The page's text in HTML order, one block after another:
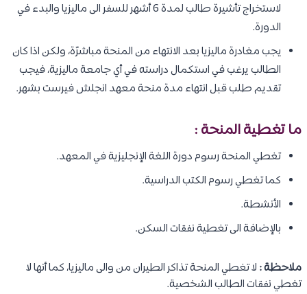
لاستخراج تأشيرة طالب لمدة 6 أشهر للسفر الى ماليزيا والبدء في
الدورة.
يجب مغادرة ماليزيا بعد الانتهاء من المنحة مباشرًة، ولكن اذا كان
الطالب يرغب في استكمال دراسته في أي جامعة ماليزية، فيجب
تقديم طلب قبل انتهاء مدة منحة معهد انجلش فيرست بشهر.
ما تغطية المنحة :
تغطي المنحة رسوم دورة اللغة الإنجليزية في المعهد.
كما تغطي رسوم الكتب الدراسية.
الأنشطة.
بالإضافة الى تغطية نفقات السكن.
ملاحظة : لا تغطي المنحة تذاكر الطيران من والى ماليزيا، كما أنها لا
تغطي نفقات الطالب الشخصية.